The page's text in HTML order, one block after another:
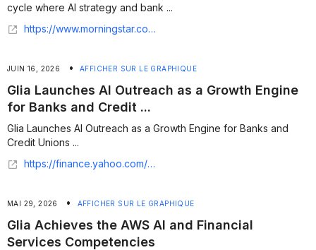
cycle where AI strategy and bank ...
https://www.morningstar.com/news/business-wire/20260714137484/glia-and-alloy-labs-launch-interactive-kit-to-help-banking-leaders-plan-for-2027
JUIN 16, 2026 • AFFICHER SUR LE GRAPHIQUE
Glia Launches AI Outreach as a Growth Engine
for Banks and Credit ...
Glia Launches AI Outreach as a Growth Engine for Banks and
Credit Unions ...
https://finance.yahoo.com/sectors/technology/articles/glia-launches-ai-outreach-growth-120000995.html
MAI 29, 2026 • AFFICHER SUR LE GRAPHIQUE
Glia Achieves the AWS AI and Financial
Services Competencies